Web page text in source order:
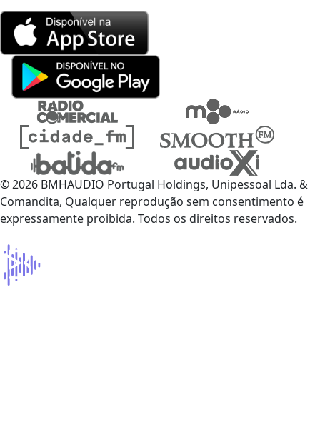
© 2026 BMHAUDIO Portugal Holdings, Unipessoal Lda. &
Comandita, Qualquer reprodução sem consentimento é
expressamente proibida. Todos os direitos reservados.